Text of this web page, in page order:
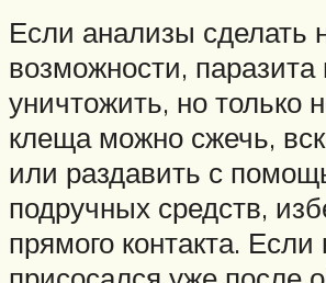
Если анализы сделать
возможности, паразита
уничтожить, но только
клеща можно сжечь,
или раздавить с
подручных средств,
прямого контакта.